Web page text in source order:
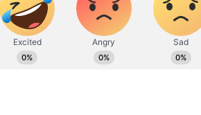
ஏப்ரல் 2023ஆம் ஆண்டு முதல்
வருகிறார். லைப்ஸ்டைல்
கொண்டவர். ஆரோக்கியம், ஆன்மீகம்,
குறிப்புகள், குழந்தை வளர்ப்பு
நியூஸ் நெட்வொர்க்கில்